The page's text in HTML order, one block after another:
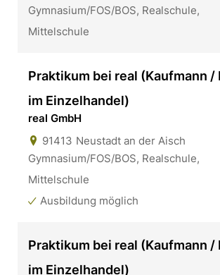
Gymnasium/FOS/BOS, Realschule,
Mittelschule
Praktikum bei real (Kaufmann /
im Einzelhandel)
real GmbH
91413 Neustadt an der Aisch
Gymnasium/FOS/BOS, Realschule,
Mittelschule
Ausbildung möglich
Praktikum bei real (Kaufmann /
im Einzelhandel)